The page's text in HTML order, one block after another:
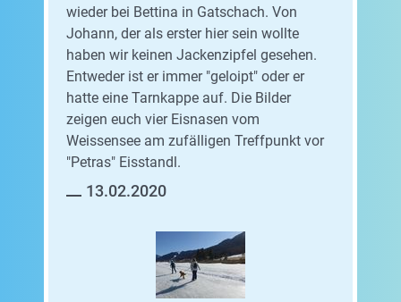
wieder bei Bettina in Gatschach. Von
Johann, der als erster hier sein wollte
haben wir keinen Jackenzipfel gesehen.
Entweder ist er immer "geloipt" oder er
hatte eine Tarnkappe auf. Die Bilder
zeigen euch vier Eisnasen vom
Weissensee am zufälligen Treffpunkt vor
"Petras" Eisstandl.
13.02.2020